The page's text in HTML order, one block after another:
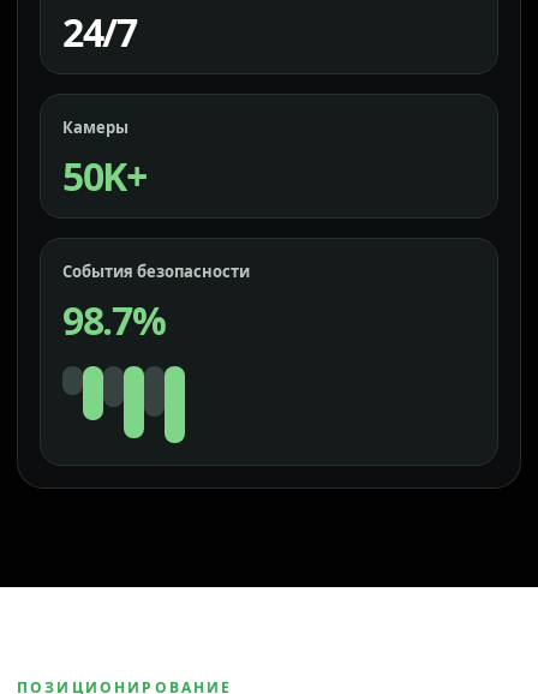
24/7
Камеры
50K+
События безопасности
98.7%
ПОЗИЦИОНИРОВАНИЕ